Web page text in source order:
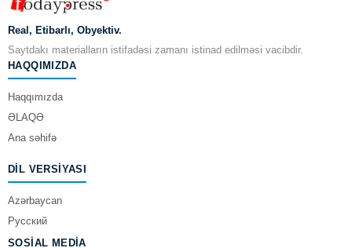
Real, Etibarlı, Obyektiv.
Saytdakı materialların istifadəsi zamanı istinad edilməsi vacibdir.
HAQQIMIZDA
Haqqımızda
ƏLAQƏ
Ana səhifə
DIL VERSIYASI
Azərbaycan
Русский
SOSIAL MEDIA